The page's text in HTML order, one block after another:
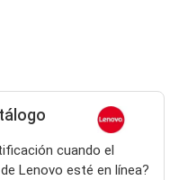
cuando el
Lenovo esté en línea?